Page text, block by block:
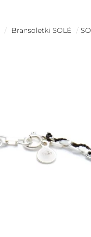
/ Bransoletki SOLÉ /